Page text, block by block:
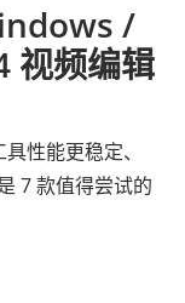
/
视频编辑
性能更稳定、
7 款值得尝试的